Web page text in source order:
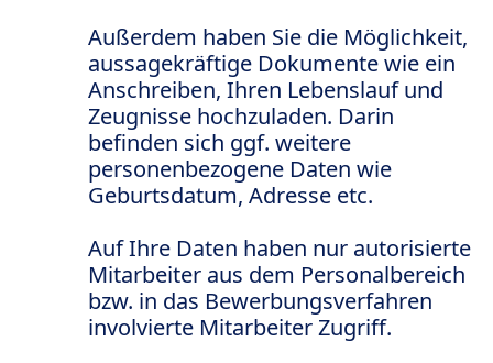
Außerdem haben Sie die Möglichkeit,
aussagekräftige Dokumente wie ein
Anschreiben, Ihren Lebenslauf und
Zeugnisse hochzuladen. Darin
befinden sich ggf. weitere
personenbezogene Daten wie
Geburtsdatum, Adresse etc.
Auf Ihre Daten haben nur autorisierte
Mitarbeiter aus dem Personalbereich
bzw. in das Bewerbungsverfahren
involvierte Mitarbeiter Zugriff.